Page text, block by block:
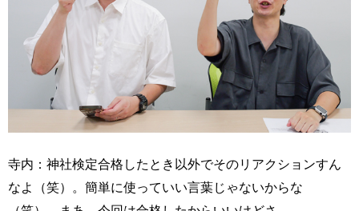
寺内：神社検定合格したとき以外でそのリアクションすん
なよ（笑）。簡単に使っていい言葉じゃないからな